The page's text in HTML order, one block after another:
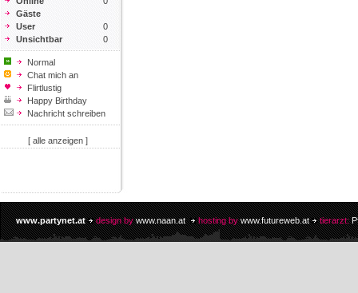
Gäste
User
0
Unsichtbar
0
Normal
Chat mich an
Flirtlustig
Happy Birthday
Nachricht schreiben
[ alle anzeigen ]
www.partynet.at design by www.naan.at hosting by www.futureweb.at tierarzt: